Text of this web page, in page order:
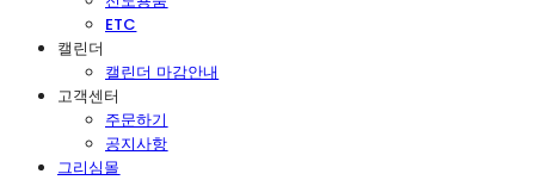
ETC
캘린더
캘린더 마감안내
고객센터
주문하기
공지사항
그리심몰